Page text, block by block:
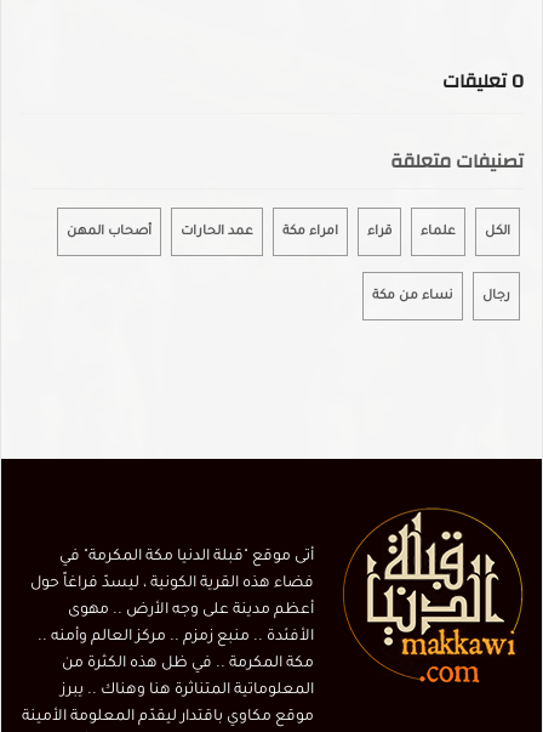
0تعليقات
تصنيفات متعلقة
الكل علماء قراء امراء مكة عمد الحارات أصحاب المهن
رجال نساء من مكة
أتى موقع "قبلة الدنيا مكة المكرمة" في
فضاء هذه القرية الكونية ، ليسدّ فراغاً حول
أعظم مدينة على وجه الأرض .. مهوى
الأفئدة .. منبع زمزم .. مركز العالم وأمنه ..
مكة المكرمة .. في ظل هذه الكثرة من
المعلوماتية المتناثرة هنا وهناك .. يبرز
موقع مكاوي باقتدار ليقدّم المعلومة الأمينة